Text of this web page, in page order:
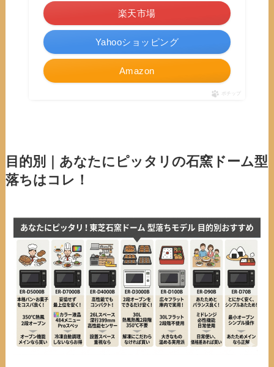
楽天市場
Yahooショッピング
Amazon
ポチップ
目的別｜あなたにピッタリの石窯ドーム型
落ちはコレ！